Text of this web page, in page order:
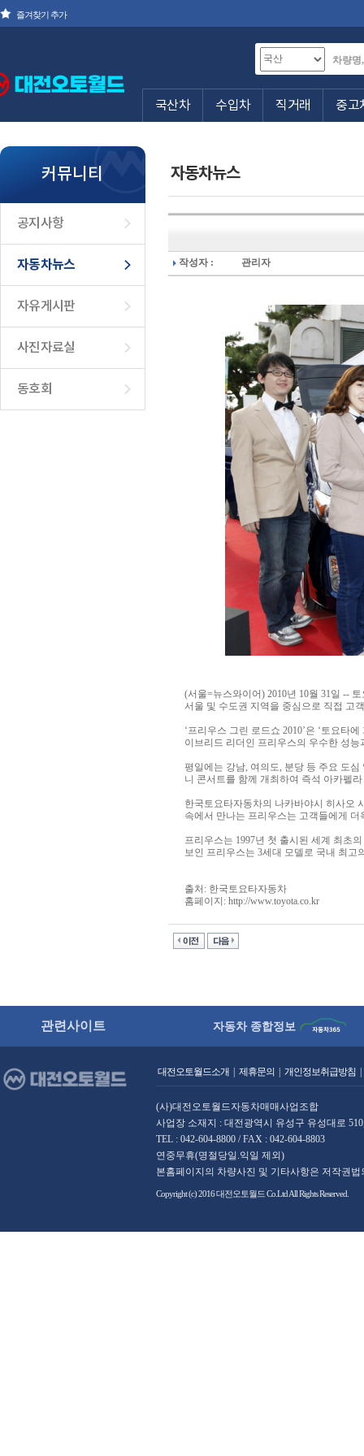
즐겨찾기 추가
국산차 수입차 직거래 중고
커뮤니티
공지사항
자동차뉴스
자유게시판
사진자료실
동호회
자동차뉴스
작성자 : 관리자
(서울=뉴스와이어) 2010년 10월 31일 --
서울 및 수도권 지역을 중심으로 직접 고
‘프리우스 그린 로드쇼 2010’은 ‘토요타
이브리드 리더인 프리우스의 우수한 성
평일에는 강남, 여의도, 분당 등 주요 도
니 콘서트를 함께 개최하여 즉석 아카펠
한국토요타자동차의 나카바야시 히사오
속에서 만나는 프리우스는 고객들에게
프리우스는 1997년 첫 출시된 세계 최초
보인 프리우스는 3세대 모델로 국내 최고
출처: 한국토요타자동차
홈페이지: http://www.toyota.co.kr
관련사이트 자동차 종합정보
대전오토월드소개 제휴문의 개인정보취급방침
(사)대전오토월드자동차매매사업조합
사업장 소재지 : 대전광역시 유성구 유성대로
TEL : 042-604-8800 / FAX : 042-604-8803
연중무휴(명절당일.익일 제외)
본홈페이지의 차량사진 및 기타사항은 저작권
Copyright (c) 2016 대전오토월드 Co.Ltd All Rights Reserved.